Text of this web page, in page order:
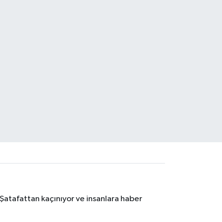
kaçınıyor ve insanlara haber